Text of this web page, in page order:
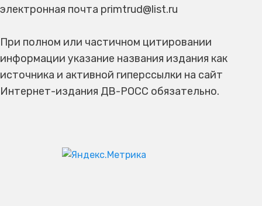
электронная почта primtrud@list.ru
При полном или частичном цитировании
информации указание названия издания как
источника и активной гиперссылки на сайт
Интернет-издания ДВ-РОСС обязательно.